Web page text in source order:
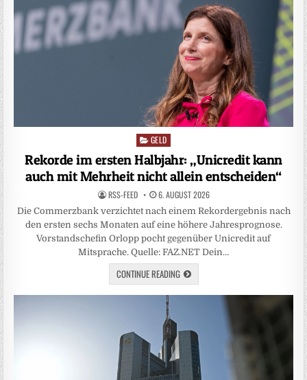
Posted
in
GELD
Rekorde im ersten Halbjahr: „Unicredit kann
auch mit Mehrheit nicht allein entscheiden“
RSS-FEED 6. AUGUST 2026
Die Commerzbank verzichtet nach einem Rekordergebnis nach
den ersten sechs Monaten auf eine höhere Jahresprognose.
Vorstandschefin Orlopp pocht gegenüber Unicredit auf
Mitsprache. Quelle: FAZ.NET Dein…
CONTINUE READING